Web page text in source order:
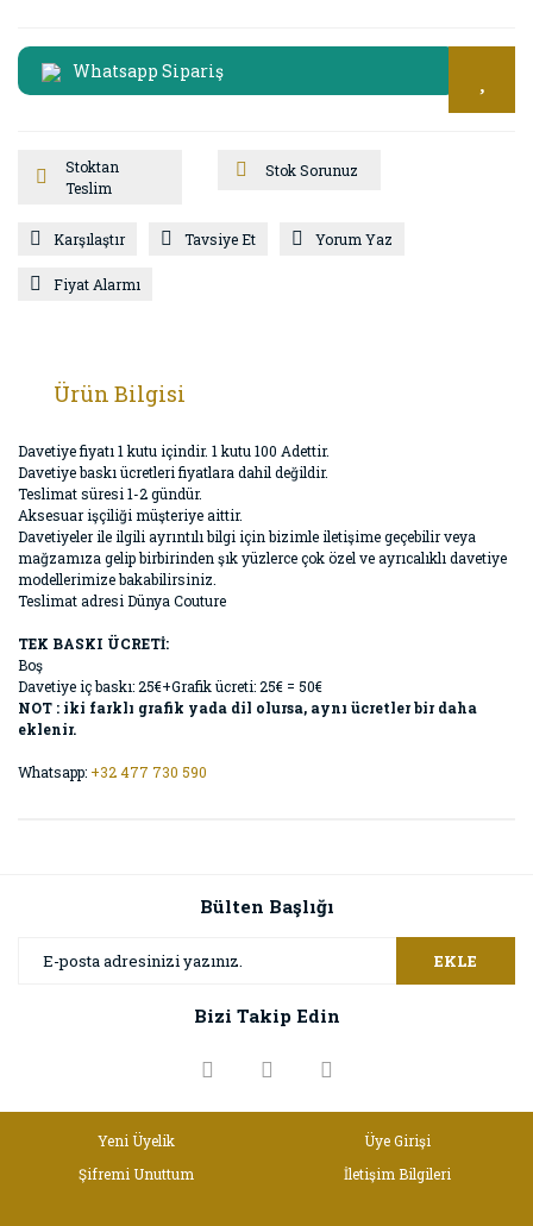
Whatsapp Sipariş
Stoktan
Teslim
Stok Sorunuz
Karşılaştır Tavsiye Et Yorum Yaz
Fiyat Alarmı
Ürün Bilgisi
Davetiye fiyatı 1 kutu içindir. 1 kutu 100 Adettir.
Davetiye baskı ücretleri fiyatlara dahil değildir.
Teslimat süresi 1-2 gündür.
Aksesuar işçiliği müşteriye aittir.
Davetiyeler ile ilgili ayrıntılı bilgi için bizimle iletişime geçebilir veya
mağzamıza gelip birbirinden şık yüzlerce çok özel ve ayrıcalıklı davetiye
modellerimize bakabilirsiniz.
Teslimat adresi Dünya Couture
TEK BASKI ÜCRETİ:
Boş
Davetiye iç baskı: 25€+Grafik ücreti: 25€ = 50€
NOT : iki farklı grafik yada dil olursa, aynı ücretler bir daha
eklenir.
Whatsapp: +32 477 730 590
Bülten Başlığı
EKLE
Bizi Takip Edin
Yeni Üyelik
Üye Girişi
Şifremi Unuttum
İletişim Bilgileri